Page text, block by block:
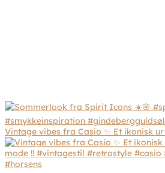
Vintage vibes fra Casio ✨ Et ikonisk